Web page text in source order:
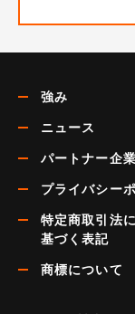
強み
ニュース
パートナー企業
プライバシー
特定商取引法に
基づく表記
商標について